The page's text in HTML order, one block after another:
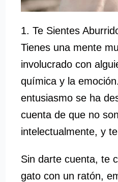
1. Te Sientes
Tienes una mente
involucrado con
química y la
entusiasmo se ha
cuenta de que no
intelectualmente, y
Sin darte cuenta, te
gato con un ratón,